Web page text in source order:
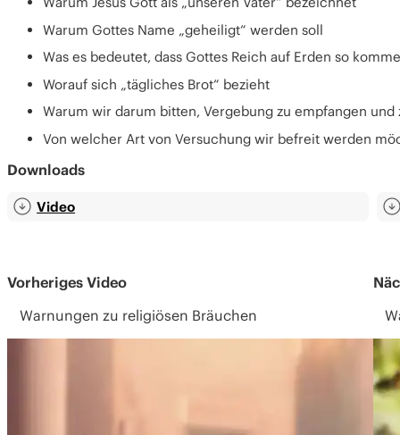
Warum Gottes Name „geheiligt“ werden soll
Was es bedeutet, dass Gottes Reich auf Erden so
Worauf sich „tägliches Brot“ bezieht
Warum wir darum bitten, Vergebung zu empfangen und
Von welcher Art von Versuchung wir befreit werden
Downloads
Video
Vorheriges Video
Warnungen zu religiösen Bräuchen